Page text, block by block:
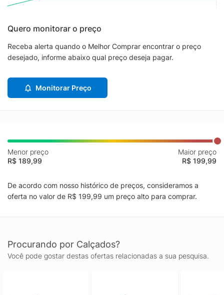
Quero monitorar o preço
Receba alerta quando o Melhor Comprar encontrar o preço
desejado, informe abaixo qual preço deseja pagar.
Monitorar Preço
Menor preço
R$ 189,99
Maior preço
R$ 199,99
De acordo com nosso histórico de preços, consideramos a
oferta no valor de R$ 199,99 um preço alto para comprar.
Procurando por Calçados?
Você pode gostar destas ofertas relacionadas a sua pesquisa.